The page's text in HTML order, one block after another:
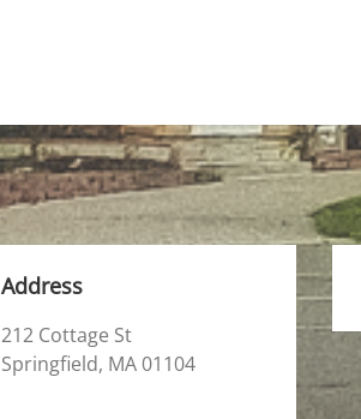
Address
212 Cottage St
Springfield, MA 01104